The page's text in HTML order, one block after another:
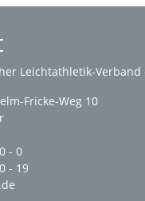
Leichtathletik-Verband
Fricke-Weg 10
- 0
- 19